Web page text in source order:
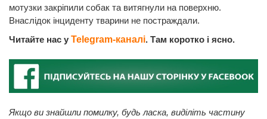
мотузки закріпили собак та витягнули на поверхню.
Внаслідок інциденту тварини не постраждали.
Читайте нас у Telegram-каналі. Там коротко і ясно.
Якщо ви знайшли помилку, будь ласка, виділіть частину